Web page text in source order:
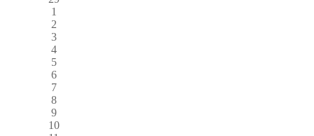
1
2
3
4
5
6
7
8
9
10